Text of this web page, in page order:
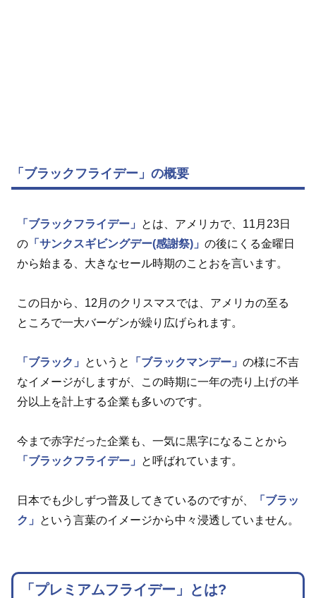
「ブラックフライデー」の概要
「ブラックフライデー」
とは、アメリカで、11月23日
の 「サンクスギビングデー(感謝祭)」 の後にくる金曜日
から始まる、大きなセール時期のことおを言います。
この日から、12月のクリスマスでは、アメリカの至る
ところで一大バーゲンが繰り広げられます。
「ブラック」 というと 「ブラックマンデー」 の様に不吉
なイメージがしますが、この時期に一年の売り上げの半
分以上を計上する企業も多いのです。
今まで赤字だった企業も、一気に黒字になることから
「ブラックフライデー」
と呼ばれています。
日本でも少しずつ普及してきているのですが、
「ブラッ
ク」
という言葉のイメージから中々浸透していません。
「プレミアムフライデー」とは?